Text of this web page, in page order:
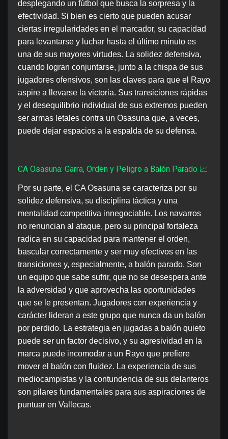
desplegando un fútbol que busca la sorpresa y la
efectividad. Si bien es cierto que pueden acusar
ciertas irregularidades en el marcador, su capacidad
para levantarse y luchar hasta el último minuto es
una de sus mayores virtudes. La solidez defensiva,
cuando logran conjuntarse, junto a la chispa de sus
jugadores ofensivos, son las claves para que el Rayo
aspire a llevarse la victoria. Sus transiciones rápidas
y el desequilibrio individual de sus extremos pueden
ser armas letales contra un Osasuna que, a veces,
puede dejar espacios a la espalda de su defensa.
CA Osasuna: Garra, Orden y Peligro a Balón Parado 📈
Por su parte, el CA Osasuna se caracteriza por su
solidez defensiva, su disciplina táctica y una
mentalidad competitiva innegociable. Los navarros
no renuncian al ataque, pero su principal fortaleza
radica en su capacidad para mantener el orden,
bascular correctamente y ser muy efectivos en las
transiciones y, especialmente, a balón parado. Son
un equipo que sabe sufrir, que no se desespera ante
la adversidad y que aprovecha las oportunidades
que se le presentan. Jugadores con experiencia y
carácter lideran a este grupo que nunca da un balón
por perdido. La estrategia en jugadas a balón quieto
puede ser un factor decisivo, y su agresividad en la
marca puede incomodar a un Rayo que prefiere
mover el balón con fluidez. La experiencia de sus
mediocampistas y la contundencia de sus delanteros
son pilares fundamentales para sus aspiraciones de
puntuar en Vallecas.